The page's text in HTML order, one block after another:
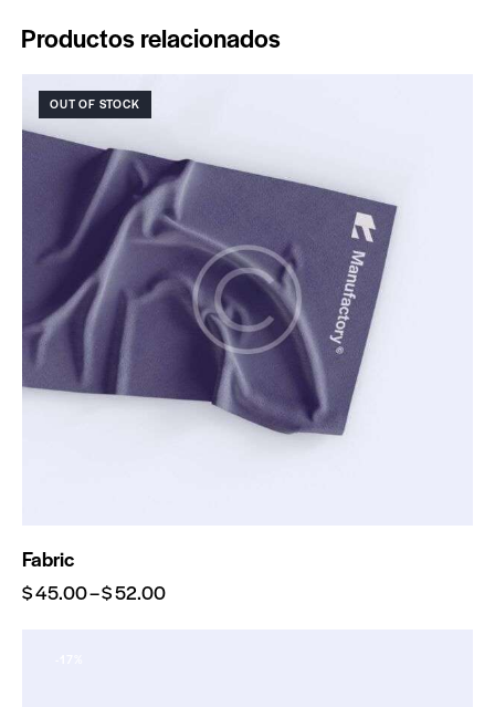
Productos relacionados
OUT OF STOCK
Fabric
$45.00–$52.00